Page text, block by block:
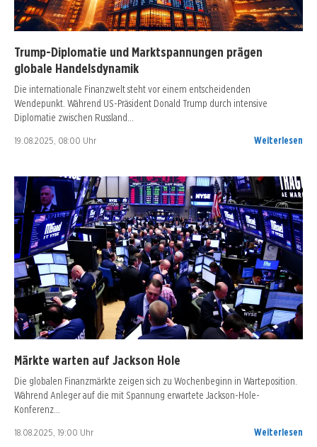
Trump-Diplomatie und Marktspannungen prägen
globale Handelsdynamik
Die internationale Finanzwelt steht vor einem entscheidenden
Wendepunkt. Während US-Präsident Donald Trump durch intensive
Diplomatie zwischen Russland…
19.08.2025, 08:00 Uhr Weiterlesen
Märkte warten auf Jackson Hole
Die globalen Finanzmärkte zeigen sich zu Wochenbeginn in Warteposition.
Während Anleger auf die mit Spannung erwartete Jackson-Hole-
Konferenz…
18.08.2025, 19:00 Uhr Weiterlesen